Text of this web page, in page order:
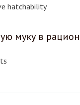
hatchability
муку в